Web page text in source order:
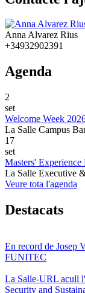
Anna Alvarez Rius
+34932902391
Agenda
2
set
Welcome Week
La Salle Campus
17
set
Masters' Experience
La Salle Executive
Veure tota l'agenda
Destacats
En record de Josep
FUNITEC
La Salle-URL acull
Security and